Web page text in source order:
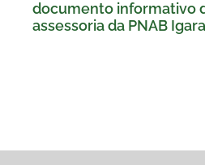
documento informativo
assessoria da PNAB